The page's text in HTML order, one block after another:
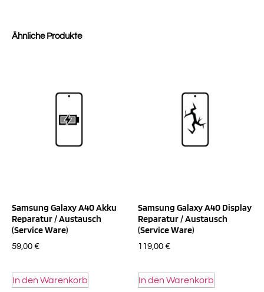
Ähnliche Produkte
Samsung Galaxy A40 Akku
Reparatur / Austausch
(Service Ware)
59,00 €
In den Warenkorb
Samsung Galaxy A40 Display
Reparatur / Austausch
(Service Ware)
119,00 €
In den Warenkorb